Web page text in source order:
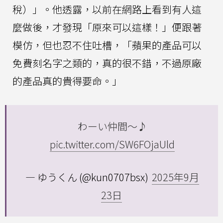
稅）」。他透露，以前在網路上看到有人這
麼做後，才發現「原來可以這樣！」便跟著
模仿，但也忍不住吐槽，「蘋果的產品可以
免費刻名字之類的，真的很不錯，不過原廠
的產品真的貴得要命。」
わーい仲間〜♪
pic.twitter.com/SW6FOjaUld
— ゆうくん (@kun0707bsx) 2025年9月
23日